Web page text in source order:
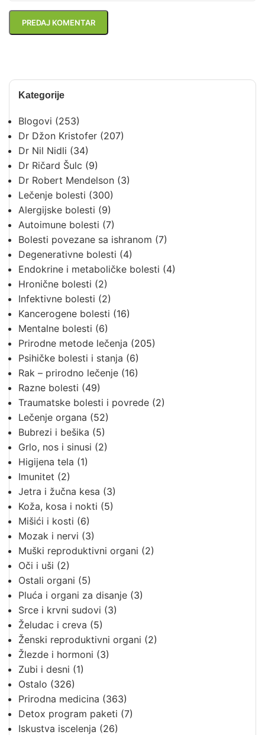
Kategorije
Blogovi (253)
Dr Džon Kristofer (207)
Dr Nil Nidli (34)
Dr Ričard Šulc (9)
Dr Robert Mendelson (3)
Lečenje bolesti (300)
Alergijske bolesti (9)
Autoimune bolesti (7)
Bolesti povezane sa ishranom (7)
Degenerativne bolesti (4)
Endokrine i metaboličke bolesti (4)
Hronične bolesti (2)
Infektivne bolesti (2)
Kancerogene bolesti (16)
Mentalne bolesti (6)
Prirodne metode lečenja (205)
Psihičke bolesti i stanja (6)
Rak – prirodno lečenje (16)
Razne bolesti (49)
Traumatske bolesti i povrede (2)
Lečenje organa (52)
Bubrezi i bešika (5)
Grlo, nos i sinusi (2)
Higijena tela (1)
Imunitet (2)
Jetra i žučna kesa (3)
Koža, kosa i nokti (5)
Mišići i kosti (6)
Mozak i nervi (3)
Muški reproduktivni organi (2)
Oči i uši (2)
Ostali organi (5)
Pluća i organi za disanje (3)
Srce i krvni sudovi (3)
Želudac i creva (5)
Ženski reproduktivni organi (2)
Žlezde i hormoni (3)
Zubi i desni (1)
Ostalo (326)
Prirodna medicina (363)
Detox program paketi (7)
Iskustva iscelenja (26)